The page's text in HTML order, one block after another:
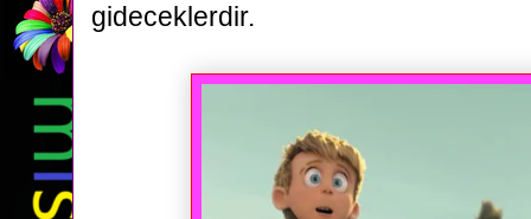
gideceklerdir.